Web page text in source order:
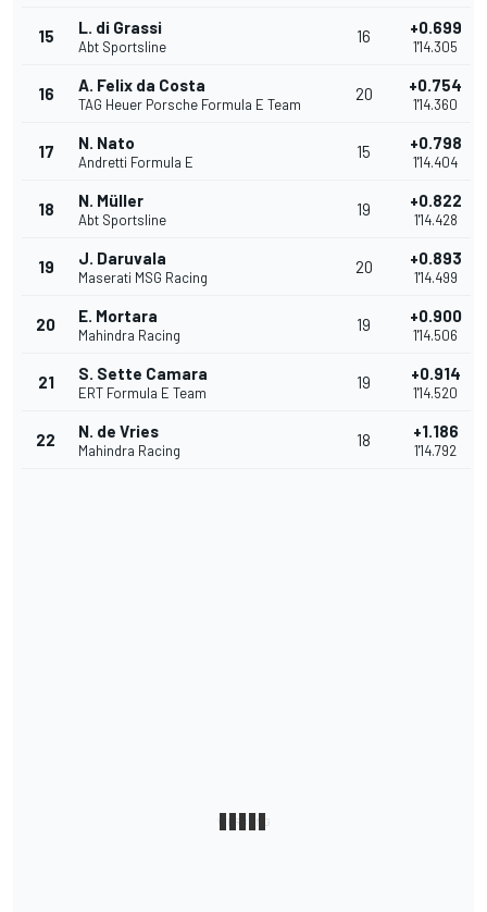
15 L. di Grassi
Abt Sportsline
16 +0.699
1'14.305
16 A. Felix da Costa
TAG Heuer Porsche Formula E Team
20 +0.754
1'14.360
17 N. Nato
Andretti Formula E
15 +0.798
1'14.404
18 N. Müller
Abt Sportsline
19 +0.822
1'14.428
19 J. Daruvala
Maserati MSG Racing
20 +0.893
1'14.499
20 E. Mortara
Mahindra Racing
19 +0.900
1'14.506
21 S. Sette Camara
ERT Formula E Team
19 +0.914
1'14.520
22 N. de Vries
Mahindra Racing
18 +1.186
1'14.792